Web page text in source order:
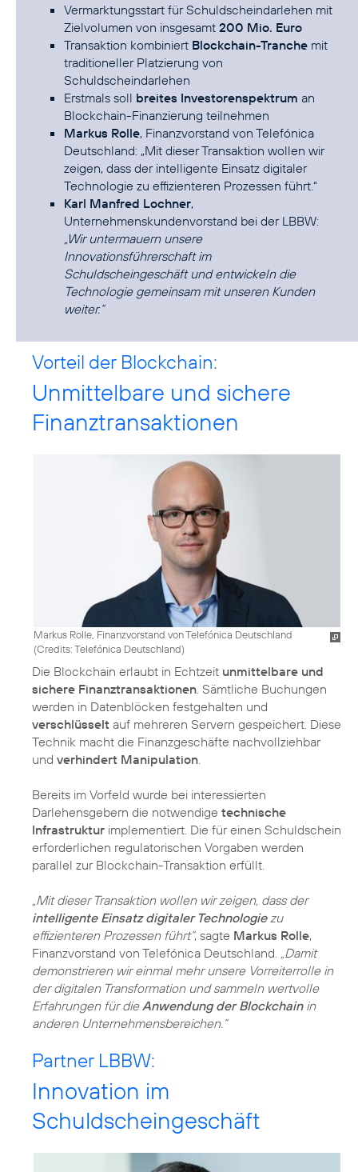
Vermarktungsstart für Schuldscheindarlehen mit
Zielvolumen von insgesamt 200 Mio. Euro
Transaktion kombiniert Blockchain-Tranche mit
traditioneller Platzierung von
Schuldscheindarlehen
Erstmals soll breites Investorenspektrum an
Blockchain-Finanzierung teilnehmen
Markus Rolle, Finanzvorstand von Telefónica
Deutschland: „Mit dieser Transaktion wollen wir
zeigen, dass der intelligente Einsatz digitaler
Technologie zu effizienteren Prozessen führt.“
Karl Manfred Lochner,
Unternehmenskundenvorstand bei der LBBW:
„Wir untermauern unsere
Innovationsführerschaft im
Schuldscheingeschäft und entwickeln die
Technologie gemeinsam mit unseren Kunden
weiter.“
Vorteil der Blockchain:
Unmittelbare und sichere
Finanztransaktionen
Markus Rolle, Finanzvorstand von Telefónica Deutschland
(Credits: Telefónica Deutschland)
Die Blockchain erlaubt in Echtzeit unmittelbare und
sichere Finanztransaktionen. Sämtliche Buchungen
werden in Datenblöcken festgehalten und
verschlüsselt auf mehreren Servern gespeichert. Diese
Technik macht die Finanzgeschäfte nachvollziehbar
und verhindert Manipulation.
Bereits im Vorfeld wurde bei interessierten
Darlehensgebern die notwendige technische
Infrastruktur implementiert. Die für einen Schuldschein
erforderlichen regulatorischen Vorgaben werden
parallel zur Blockchain-Transaktion erfüllt.
„Mit dieser Transaktion wollen wir zeigen, dass der
intelligente Einsatz digitaler Technologiezu
effizienteren Prozessen führt“, sagte Markus Rolle,
Finanzvorstand von Telefónica Deutschland. „Damit
demonstrieren wir einmal mehr unsere Vorreiterrolle in
der digitalen Transformation und sammeln wertvolle
Erfahrungen für dieAnwendung der Blockchainin
anderen Unternehmensbereichen.“
Partner LBBW:
Innovation im
Schuldscheingeschäft